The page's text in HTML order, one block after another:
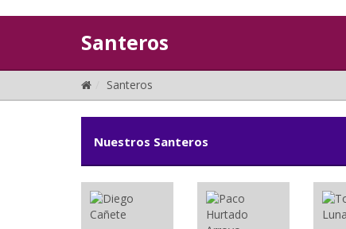
Santeros
Santeros
Nuestros Santeros